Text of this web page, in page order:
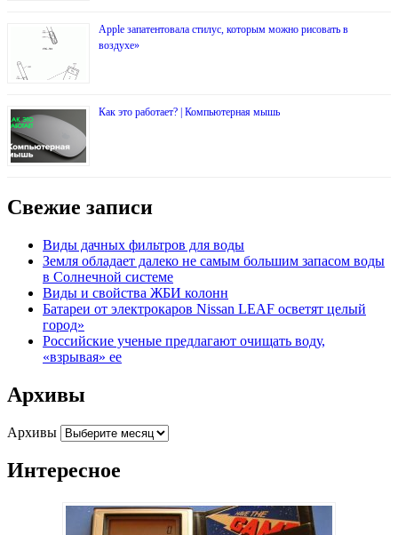
Apple запатентовала стилус, которым можно рисовать в
воздухе»
Как это работает? | Компьютерная мышь
Свежие записи
Виды дачных фильтров для воды
Земля обладает далеко не самым большим запасом воды
в Солнечной системе
Виды и свойства ЖБИ колонн
Батареи от электрокаров Nissan LEAF осветят целый
город»
Российские ученые предлагают очищать воду,
«взрывая» ее
Архивы
Архивы
Интересное